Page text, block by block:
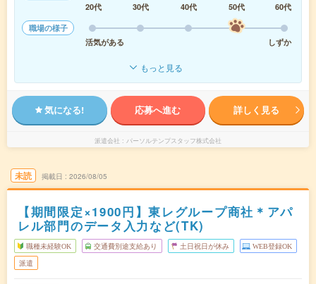
20代
30代 40代 50代
60代
職場の様子
活気がある
しずか
もっと見る
気になる! 応募へ進む 詳しく見る
派遣会社 パーソルテンプスタッフ株式会社
未読 掲載日 2026/08/05
【期間限定×1900円】東レグループ商社＊アパ
レル部門のデータ入力など(TK)
職種未経験OK 交通費別途支給あり 土日祝日が休み WEB登録OK
派遣